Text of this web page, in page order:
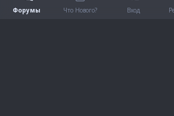
Форумы Что Нового? Вход